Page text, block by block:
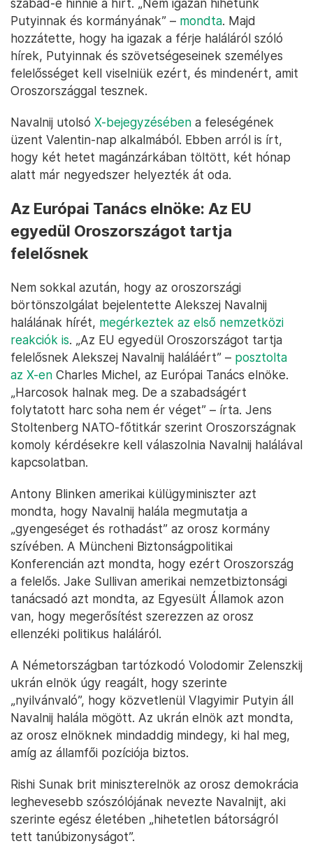
szabad-e hinnie a hírt. „Nem igazán hihetünk
Putyinnak és kormányának” – mondta. Majd
hozzátette, hogy ha igazak a férje haláláról szóló
hírek, Putyinnak és szövetségeseinek személyes
felelősséget kell viselniük ezért, és mindenért, amit
Oroszországgal tesznek.
Navalnij utolsó X-bejegyzésében a feleségének
üzent Valentin-nap alkalmából. Ebben arról is írt,
hogy két hetet magánzárkában töltött, két hónap
alatt már negyedszer helyezték át oda.
Az Európai Tanács elnöke: Az EU
egyedül Oroszországot tartja
felelősnek
Nem sokkal azután, hogy az oroszországi
börtönszolgálat bejelentette Alekszej Navalnij
halálának hírét, megérkeztek az első nemzetközi
reakciók is. „Az EU egyedül Oroszországot tartja
felelősnek Alekszej Navalnij haláláért” – posztolta
az X-en Charles Michel, az Európai Tanács elnöke.
„Harcosok halnak meg. De a szabadságért
folytatott harc soha nem ér véget” – írta. Jens
Stoltenberg NATO-főtitkár szerint Oroszországnak
komoly kérdésekre kell válaszolnia Navalnij halálával
kapcsolatban.
Antony Blinken amerikai külügyminiszter azt
mondta, hogy Navalnij halála megmutatja a
„gyengeséget és rothadást” az orosz kormány
szívében. A Müncheni Biztonságpolitikai
Konferencián azt mondta, hogy ezért Oroszország
a felelős. Jake Sullivan amerikai nemzetbiztonsági
tanácsadó azt mondta, az Egyesült Államok azon
van, hogy megerősítést szerezzen az orosz
ellenzéki politikus haláláról.
A Németországban tartózkodó Volodomir Zelenszkij
ukrán elnök úgy reagált, hogy szerinte
„nyilvánvaló”, hogy közvetlenül Vlagyimir Putyin áll
Navalnij halála mögött. Az ukrán elnök azt mondta,
az orosz elnöknek mindaddig mindegy, ki hal meg,
amíg az államfői pozíciója biztos.
Rishi Sunak brit miniszterelnök az orosz demokrácia
leghevesebb szószólójának nevezte Navalnijt, aki
szerinte egész életében „hihetetlen bátorságról
tett tanúbizonyságot”.